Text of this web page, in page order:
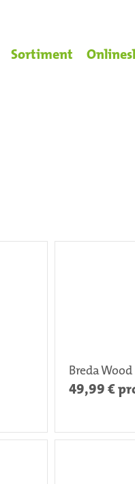
Sortiment
Breda
49,99 €